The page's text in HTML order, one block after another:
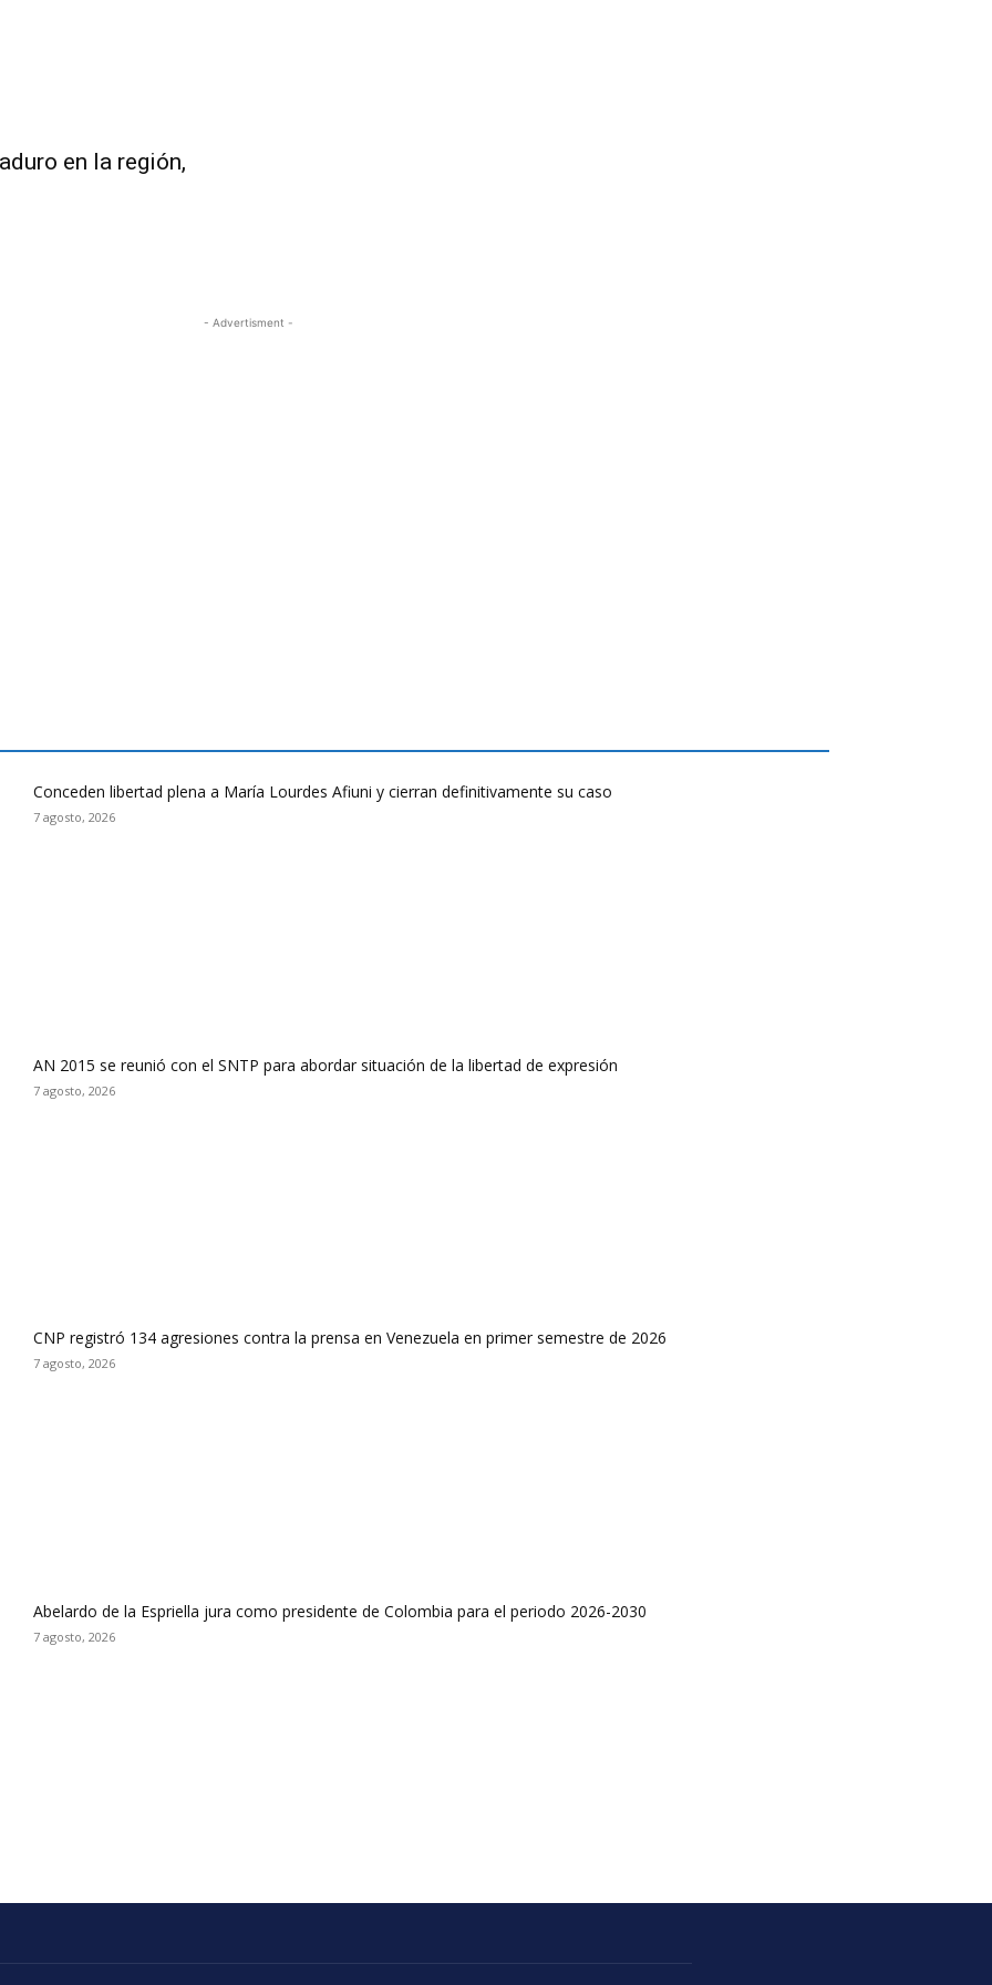
en la región,
- Advertisment -
Conceden libertad plena a María Lourdes Afiuni y cierran definitivamente su caso
7 agosto, 2026
AN 2015 se reunió con el SNTP para abordar situación de la libertad de expresión
7 agosto, 2026
CNP registró 134 agresiones contra la prensa en Venezuela en primer semestre de 2026
7 agosto, 2026
Abelardo de la Espriella jura como presidente de Colombia para el periodo 2026-2030
7 agosto, 2026